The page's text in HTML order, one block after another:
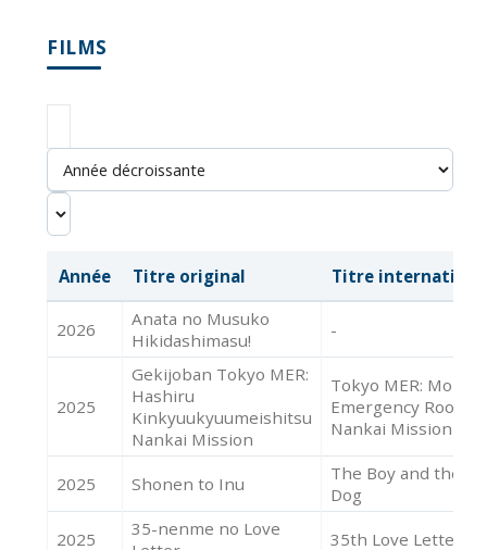
FILMS
Année Titre original Titre
2026
Anata no Musuko
Hikidashimasu!
-
2025
Gekijoban Tokyo MER:
Hashiru
Kinkyuukyuumeishitsu
Nankai Mission
Tokyo MER: Mobile
Emergency Room
Nankai Mission
2025 Shonen to Inu
The Boy and the
Dog
2025
35-nenme no Love
35th Love Letter